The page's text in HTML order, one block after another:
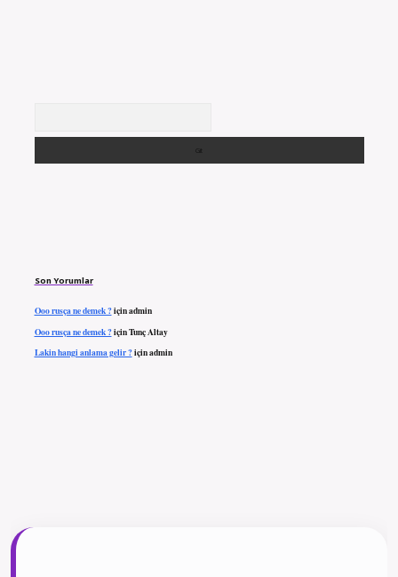
Son Yorumlar
Ooo rusça ne demek ?içinadmin
Ooo rusça ne demek ?içinTunç Altay
Lakin hangi anlama gelir ?içinadmin